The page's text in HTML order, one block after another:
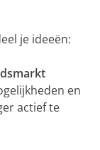
je ideeën:
en
actief te